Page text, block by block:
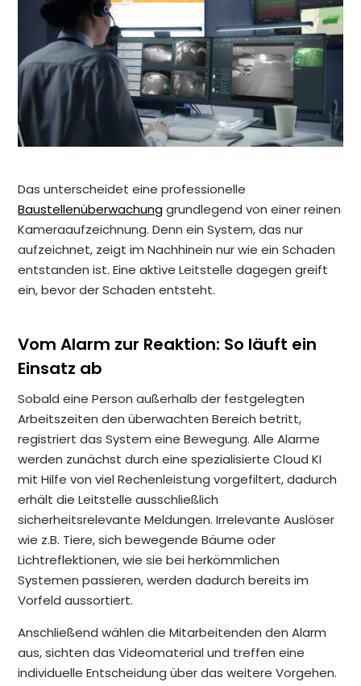
Das unterscheidet eine professionelle
Baustellenüberwachunggrundlegend von einer reinen
Kameraaufzeichnung. Denn ein System, das nur
aufzeichnet, zeigt im Nachhinein nur wie ein Schaden
entstanden ist. Eine aktive Leitstelle dagegen greift
ein, bevor der Schaden entsteht.
Vom Alarm zur Reaktion: So läuft ein
Einsatz ab
Sobald eine Person außerhalb der festgelegten
Arbeitszeiten den überwachten Bereich betritt,
registriert das System eine Bewegung. Alle Alarme
werden zunächst durch eine spezialisierte Cloud KI
mit Hilfe von viel Rechenleistung vorgefiltert, dadurch
erhält die Leitstelle ausschließlich
sicherheitsrelevante Meldungen. Irrelevante Auslöser
wie z.B. Tiere, sich bewegende Bäume oder
Lichtreflektionen, wie sie bei herkömmlichen
Systemen passieren, werden dadurch bereits im
Vorfeld aussortiert.
Anschließend wählen die Mitarbeitenden den Alarm
aus, sichten das Videomaterial und treffen eine
individuelle Entscheidung über das weitere Vorgehen.